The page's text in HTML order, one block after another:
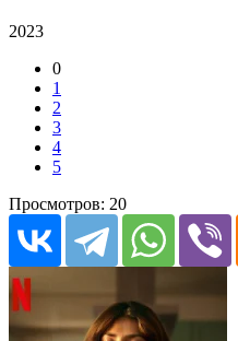
2023
0
1
2
3
4
5
Просмотров: 20